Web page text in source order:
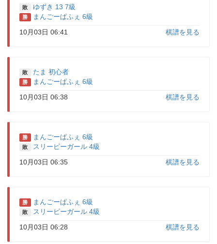
敗 ゆずき 13 7級
勝
まんごーぱふぇ 6級
棋譜を見る
10月03日 06:41
敗 たま 初心者
勝
まんごーぱふぇ 6級
棋譜を見る
10月03日 06:38
勝 まんごーぱふぇ 6級
敗
スリーピーガール 4級
棋譜を見る
10月03日 06:35
勝 まんごーぱふぇ 6級
敗
スリーピーガール 4級
棋譜を見る
10月03日 06:28